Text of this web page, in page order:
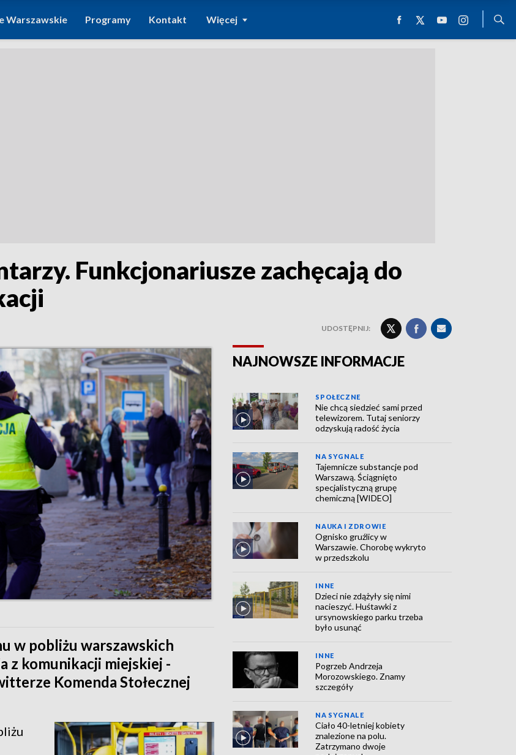
Warszawskie Programy Kontakt Więcej
Funkcjonariusze zachęcają do
UDOSTĘPNIJ:
w pobliżu warszawskich
z komunikacji miejskiej -
Komenda Stołecznej
NAJNOWSZE INFORMACJE
SPOŁECZNE
Nie chcą siedzieć sami przed
telewizorem. Tutaj seniorzy
odzyskują radość życia
NA SYGNALE
Tajemnicze substancje pod
Warszawą. Ściągnięto
specjalistyczną grupę
chemiczną [WIDEO]
NAUKA I ZDROWIE
Ognisko gruźlicy w
Warszawie. Chorobę wykryto
w przedszkolu
INNE
Dzieci nie zdążyły się nimi
nacieszyć. Huśtawki z
ursynowskiego parku trzeba
było usunąć
INNE
Pogrzeb Andrzeja
Morozowskiego. Znamy
szczegóły
NA SYGNALE
Ciało 40-letniej kobiety
znalezione na polu.
Zatrzymano dwoje